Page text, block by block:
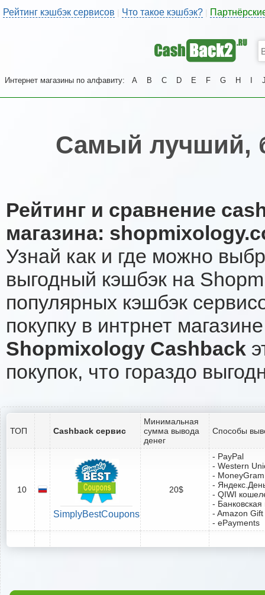
Рейтинг кэшбэк сервисов | Что такое кэшбэк?
Интернет магазины по алфавиту: A B C D E F G H
Самый лучший,
Рейтинг и сравнение
магазина:
Узнай как и где можно
выгодный кэшбэк на
популярных кэшбэк
покупку в интрнет
Shopmixology Cashback
покупок, что гораздо
ТОП Cashback сервис
Минимальная
сумма вывода
денег
Способы
10
SimplyBestCoupons
20$
- PayPal
- Western
- MoneyGram
-
- QIWI
-
- Amazon
- ePayments